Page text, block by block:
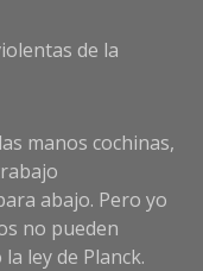
de la
manos cochinas,
abajo. Pero yo
no pueden
ley de Planck.